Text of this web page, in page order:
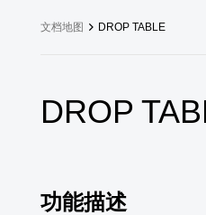
文档地图 DROP TABLE
DROP
功能描述